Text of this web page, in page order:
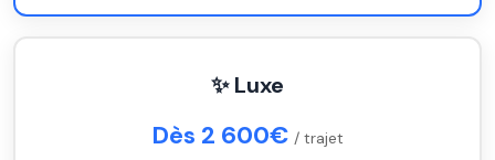
✨ Luxe
Dès 2 600€ / trajet